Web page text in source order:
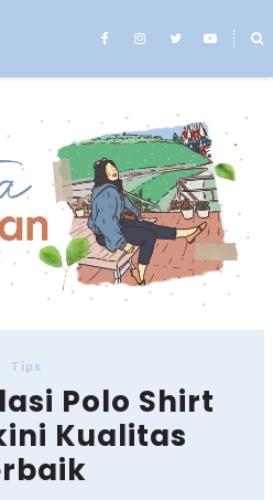
˟
Tips
Polo Shirt
Kualitas